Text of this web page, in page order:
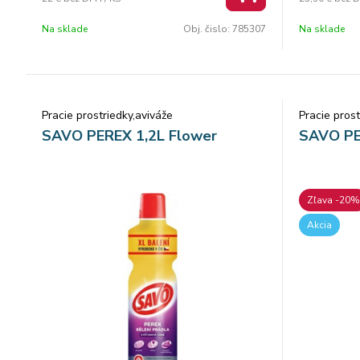
Na sklade Obj. čislo: 785307
dlhšie než
pranie Ariel
Na sklade
Pracie prostriedky,aviváže
SAVO PEREX 1,2L Flower
Pracie
SAVO
Zľava -20%
Akcia